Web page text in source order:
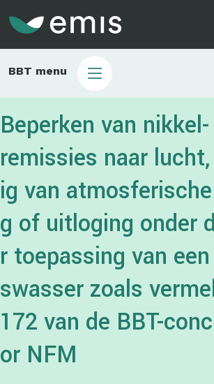
gaan
Main
BBT menu
Beperken van
remissies naar
ig van
g of uitloging onder
r toepassing van
swasser zoals
172 van de BBT-
or NFM